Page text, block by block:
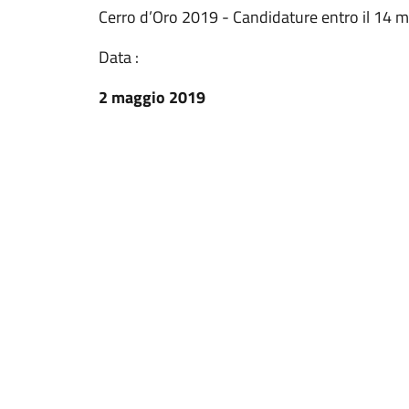
Cerro d’Oro 2019 - Candidature entro il 14
Data :
2 maggio 2019